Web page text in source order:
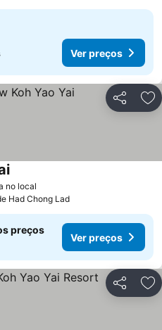
Ver preços
Partilhar
no local
Ver preços
Had Chong Lad
preços
Ver preços
Partilhar